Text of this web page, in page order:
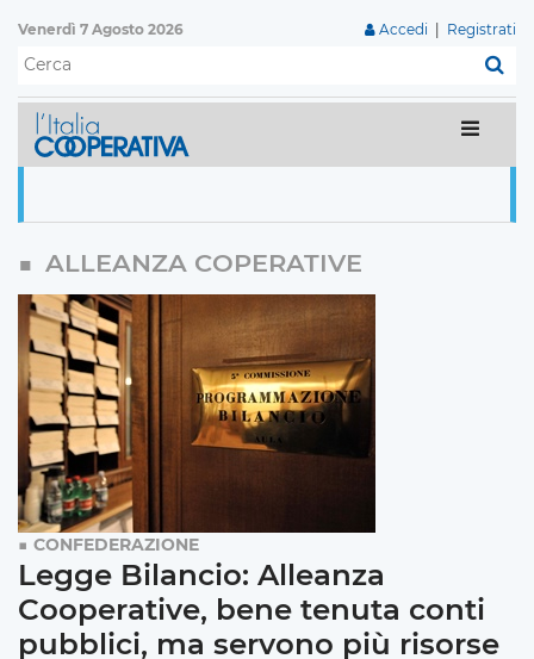
Venerdì 7 Agosto 2026 Accedi Registrati
ALLEANZA COPERATIVE
CONFEDERAZIONE
Legge Bilancio: Alleanza
Cooperative, bene tenuta conti
pubblici, ma servono più risorse